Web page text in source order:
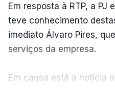
Em resposta à RTP, a PJ
teve conhecimento
imediato Álvaro Pires,
serviços da empresa.
Em causa está a notícia